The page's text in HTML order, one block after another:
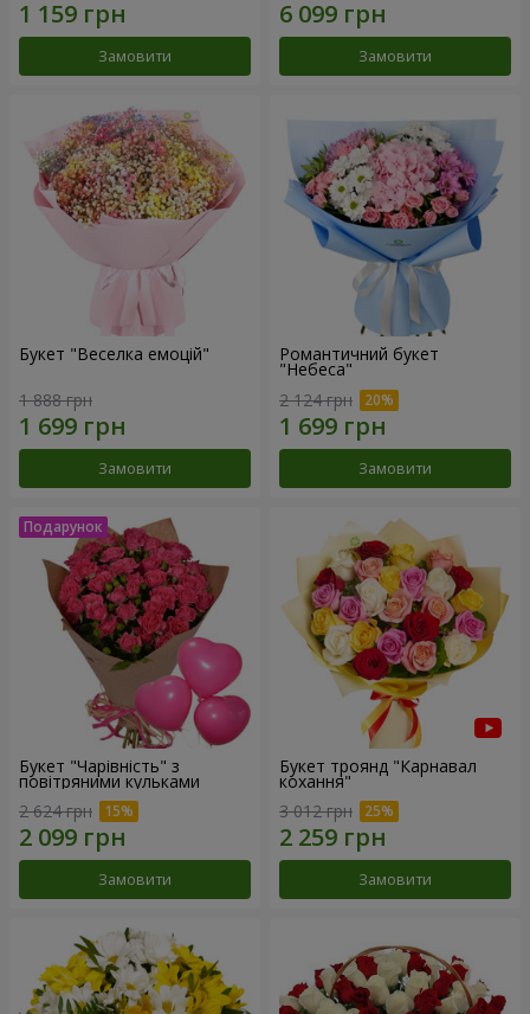
Замовити Замовити
Букет "Веселка емоцій"
1 888 грн
Замовити
Романтичний букет
"Небеса"
2 124 грн
Замовити
Букет "Чарівність" з
повітряними кульками
2 624 грн
Замовити
Букет троянд "Карнавал
кохання"
3 012 грн
Замовити